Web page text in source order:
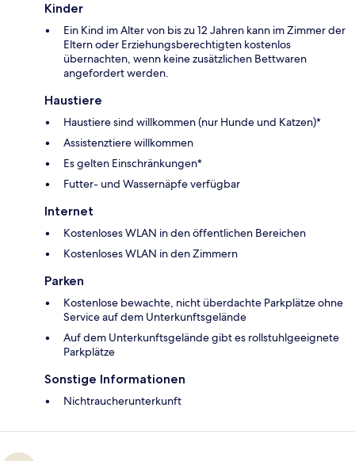
Kinder
Ein Kind im Alter von bis zu 12 Jahren kann im Zimmer der
Eltern oder Erziehungsberechtigten kostenlos
übernachten, wenn keine zusätzlichen Bettwaren
angefordert werden.
Haustiere
Haustiere sind willkommen (nur Hunde und Katzen)*
Assistenztiere willkommen
Es gelten Einschränkungen*
Futter- und Wassernäpfe verfügbar
Internet
Kostenloses WLAN in den öffentlichen Bereichen
Kostenloses WLAN in den Zimmern
Parken
Kostenlose bewachte, nicht überdachte Parkplätze ohne
Service auf dem Unterkunftsgelände
Auf dem Unterkunftsgelände gibt es rollstuhlgeeignete
Parkplätze
Sonstige Informationen
Nichtraucherunterkunft